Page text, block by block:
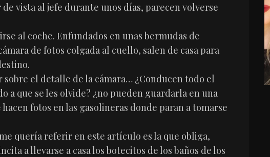
vista al jefe durante unos días, parecen volverse
al coche. Enfundados en unas bermudas de
de fotos colgada al cuello, salen de casa para
sobre el detalle de la cámara… ¿Conducen todo el
a que se les olvide? ¿no pueden guardarla en una
fotos en las gasolineras donde paran a tomarse
quería referir en este artículo es la que obliga,
a llevarse a casa los botecitos de los baños de los